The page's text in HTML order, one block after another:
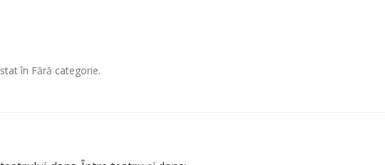
în Fără categorie.